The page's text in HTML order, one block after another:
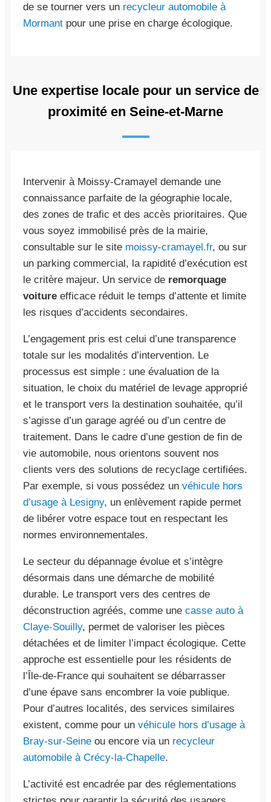
de se tourner vers un recycleur automobile à
Mormant pour une prise en charge écologique.
Une expertise locale pour un service de
proximité en Seine-et-Marne
Intervenir à Moissy-Cramayel demande une
connaissance parfaite de la géographie locale,
des zones de trafic et des accès prioritaires. Que
vous soyez immobilisé près de la mairie,
consultable sur le site moissy-cramayel.fr, ou sur
un parking commercial, la rapidité d’exécution est
le critère majeur. Un service de remorquage
voiture efficace réduit le temps d’attente et limite
les risques d’accidents secondaires.
L’engagement pris est celui d’une transparence
totale sur les modalités d’intervention. Le
processus est simple : une évaluation de la
situation, le choix du matériel de levage approprié
et le transport vers la destination souhaitée, qu’il
s’agisse d’un garage agréé ou d’un centre de
traitement. Dans le cadre d’une gestion de fin de
vie automobile, nous orientons souvent nos
clients vers des solutions de recyclage certifiées.
Par exemple, si vous possédez un véhicule hors
d’usage à Lesigny, un enlèvement rapide permet
de libérer votre espace tout en respectant les
normes environnementales.
Le secteur du dépannage évolue et s’intègre
désormais dans une démarche de mobilité
durable. Le transport vers des centres de
déconstruction agréés, comme une casse auto à
Claye-Souilly, permet de valoriser les pièces
détachées et de limiter l’impact écologique. Cette
approche est essentielle pour les résidents de
l’Île-de-France qui souhaitent se débarrasser
d’une épave sans encombrer la voie publique.
Pour d’autres localités, des services similaires
existent, comme pour un véhicule hors d’usage à
Bray-sur-Seine ou encore via un recycleur
automobile à Crécy-la-Chapelle.
L’activité est encadrée par des réglementations